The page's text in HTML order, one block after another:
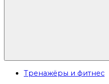
Тренажёры и фитнес